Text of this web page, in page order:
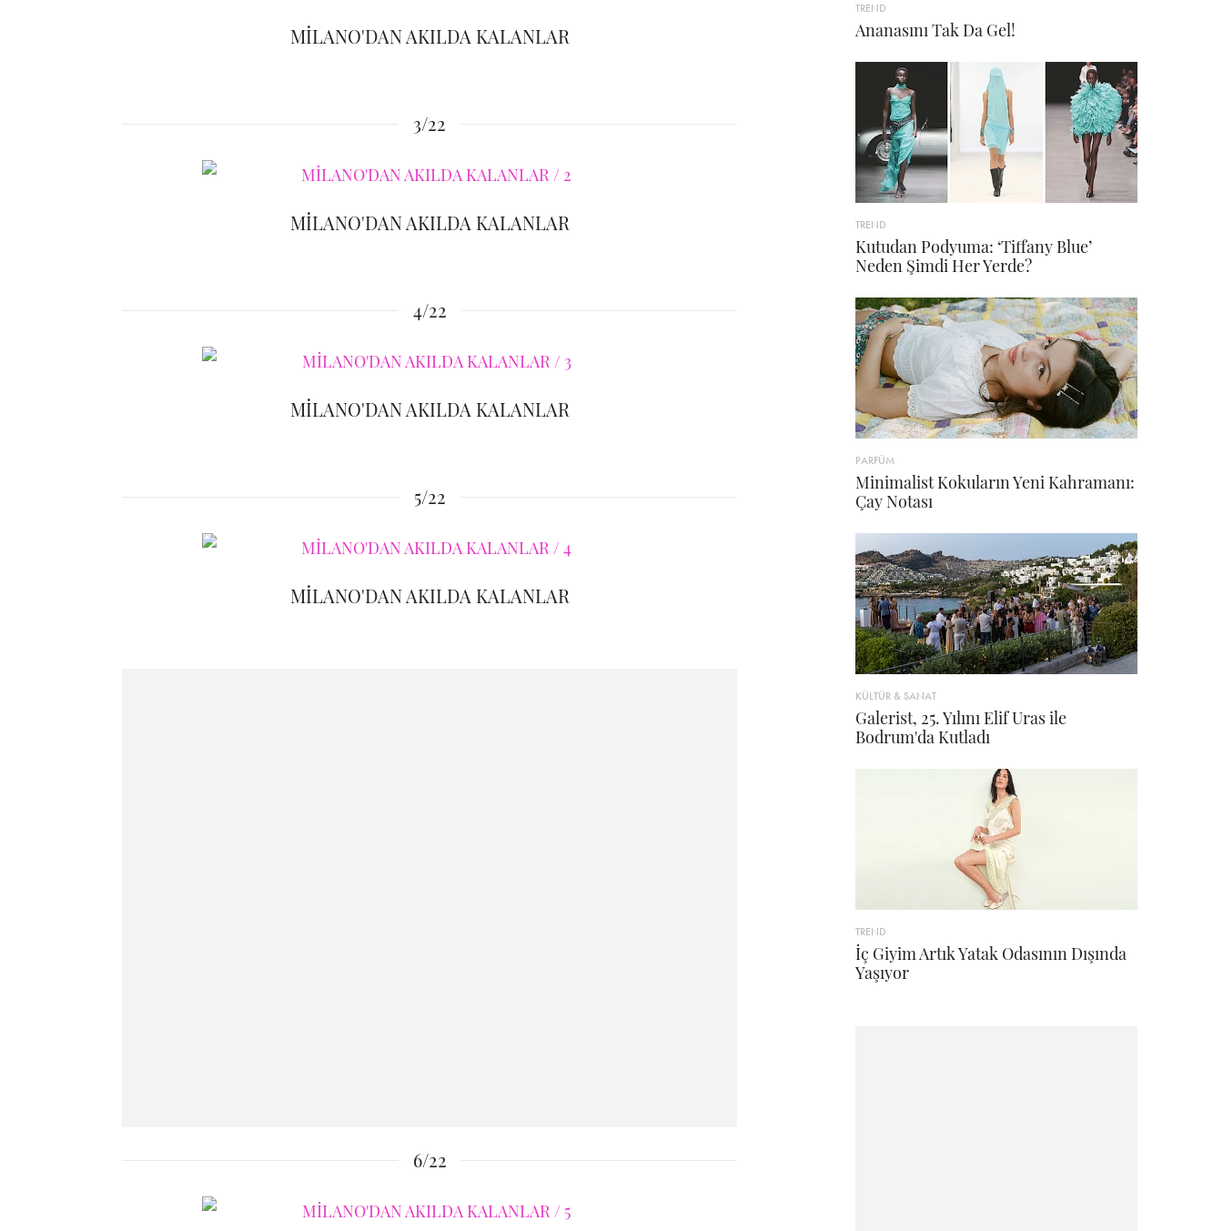
MİLANO'DAN AKILDA KALANLAR
3/22
MİLANO'DAN AKILDA KALANLAR
4/22
MİLANO'DAN AKILDA KALANLAR
5/22
MİLANO'DAN AKILDA KALANLAR
6/22
TREND
Ananasını Tak Da Gel!
TREND
Kutudan Podyuma: ‘Tiffany Blue’
Neden Şimdi Her Yerde?
PARFÜM
Minimalist Kokuların Yeni Kahramanı:
Çay Notası
KÜLTÜR & SANAT
Galerist, 25. Yılını Elif Uras ile
Bodrum'da Kutladı
TREND
İç Giyim Artık Yatak Odasının Dışında
Yaşıyor